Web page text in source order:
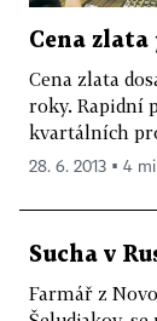
Cena
Cena zlata
roky. Rapidní
kvartálních
28. 6. 2013 ▪ 4
Sucha v
Farmář z